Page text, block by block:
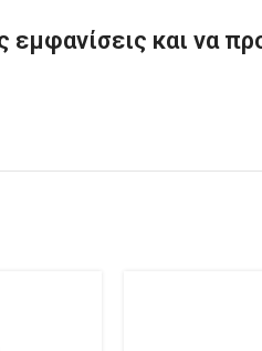
και να